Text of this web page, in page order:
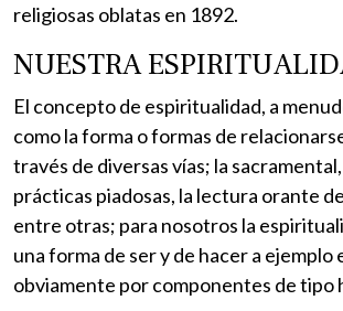
religiosas oblatas en 1892.
NUESTRA
El concepto de espiritualidad, a
como la forma o formas de
través de diversas vías; la sacramental,
prácticas piadosas, la lectura orante
entre otras; para nosotros la
una forma de ser y de hacer a ejemplo
obviamente por componentes de tipo